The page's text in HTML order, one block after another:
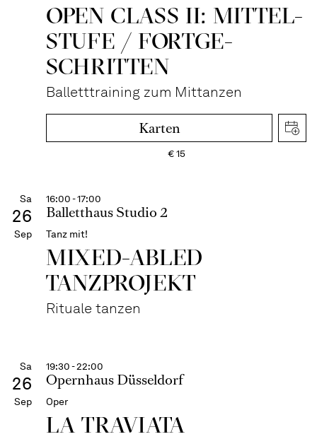
OPEN CLASS II: MITTEL­
STUFE / FORT­GE­
SCHRITTEN
Balletttraining zum Mittanzen
Karten
€15
Sa
26
Sep
16:00 - 17:00
Balletthaus Studio 2
Tanz mit!
MIXED-ABLED
TANZPROJEKT
Rituale tanzen
Sa
26
Sep
19:30 - 22:00
Opernhaus Düsseldorf
Oper
LA TRAVI­ATA